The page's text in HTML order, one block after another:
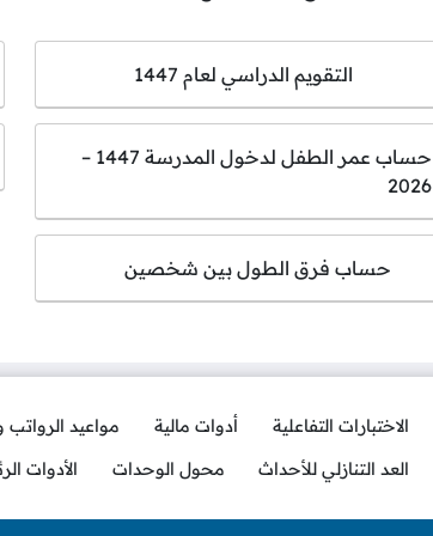
التقويم الدراسي لعام 1447
حساب عمر الطفل لدخول المدرسة 1447 –
2026
حساب فرق الطول بين شخصين
الاختبارات التفاعلية أدوات مالية مواعيد الرواتب
العد التنازلي للأحداث محول الوحدات الأدوات